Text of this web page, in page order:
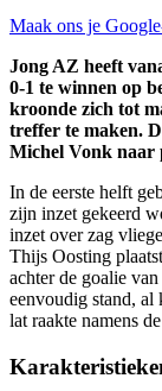
Maak ons je
Jong AZ heeft
0-1 te winnen op
kroonde zich tot
treffer te maken.
Michel Vonk naar
In de eerste helft
zijn inzet gekeerd
inzet over zag
Thijs Oosting
achter de goalie
eenvoudig stand,
lat raakte namens